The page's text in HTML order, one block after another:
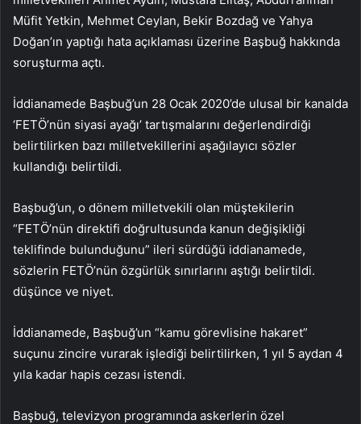
Müfit Yetkin, Mehmet Ceylan, Bekir Bozdağ ve Yahya
Doğan’ın yaptığı hata açıklaması üzerine Başbuğ hakkında
soruşturma açtı.
İddianamede Başbuğ’un 28 Ocak 2020’de ulusal bir kanalda
‘FETÖ’nün siyasi ayağı’ tartışmalarını değerlendirdiği
belirtilirken bazı milletvekillerini aşağılayıcı sözler
kullandığı belirtildi.
Başbuğ’un, o dönem milletvekili olan müştekilerin
“FETÖ’nün direktifi doğrultusunda kanun değişikliği
teklifinde bulunduğunu” ileri sürdüğü iddianamede,
sözlerin FETÖ’nün özgürlük sınırlarını aştığı belirtildi.
düşünce ve niyet.
İddianamede, Başbuğ’un “kamu görevlisine hakaret”
suçunu zincire vurarak işlediği belirtilirken, 1 yıl 5 aydan 4
yıla kadar hapis cezası istendi.
Başbuğ, televizyon programında askerlerin özel